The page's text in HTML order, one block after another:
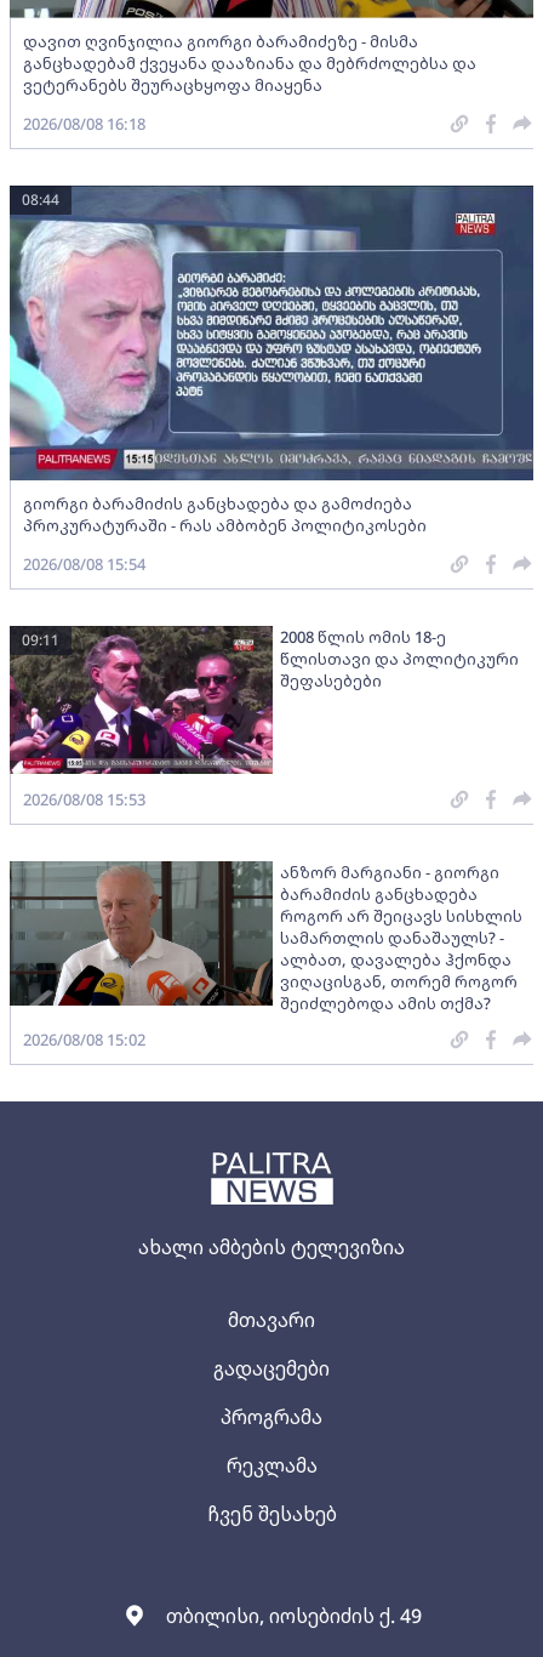
ახალი ამბების ტელევიზია
თბილისი, იოსებიძის ქ. 49
მთავარი
გადაცემები
პროგრამა
რეკლამა
ჩვენ შესახებ
დავით ღვინჯილია გიორგი ბარამიძეზე - მისმა
განცხადებამ ქვეყანა დააზიანა და მებრძოლებსა და
ვეტერანებს შეურაცხყოფა მიაყენა
2026/08/08 16:18
გიორგი ბარამიძის განცხადება და გამოძიება
პროკურატურაში - რას ამბობენ პოლიტიკოსები
08:44
2026/08/08 15:54
2008 წლის ომის 18-ე
წლისთავი და პოლიტიკური
შეფასებები
09:11
2026/08/08 15:53
ანზორ მარგიანი - გიორგი
ბარამიძის განცხადება
როგორ არ შეიცავს სისხლის
სამართლის დანაშაულს? -
ალბათ, დავალება ჰქონდა
ვიღაცისგან, თორემ როგორ
შეიძლებოდა ამის თქმა?
2026/08/08 15:02